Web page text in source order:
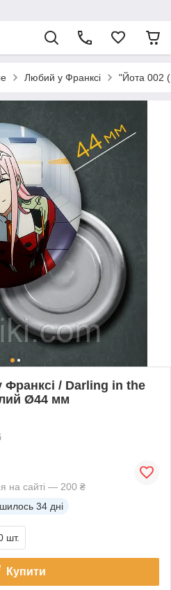
Любий у Франксі "Йота 002
Франксі / Darling in the
Ø44 мм
на сайті — 200 ₴
34 дні
шт.
Купити